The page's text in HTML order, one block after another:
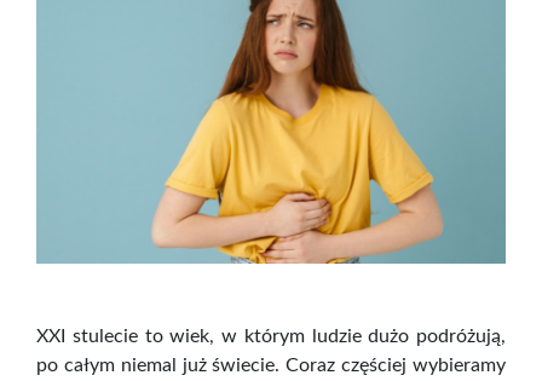
XXI stulecie to wiek, w którym ludzie dużo podróżują,
po całym niemal już świecie. Coraz częściej wybieramy